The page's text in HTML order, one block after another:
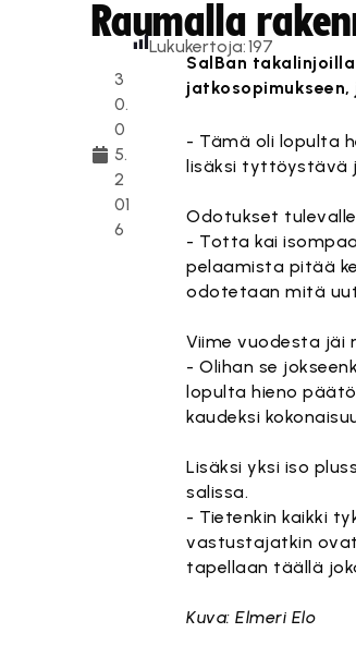
Raumalla
3
0.
0
5.
2
01
6
Lukukertoja:197
SalBan
- Tämä oli lopulta
lisäksi tyttöystävä
Odotukset
- Totta kai
pelaamista pitää
odotetaan mitä
Viime vuodesta jäi
- Olihan se
lopulta hieno
kaudeksi
Lisäksi yksi iso
salissa.
- Tietenkin kaikki
vastustajatkin ovat
tapellaan täällä
Kuva: Elmeri Elo